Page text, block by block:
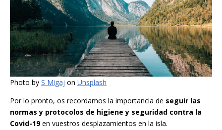
Photo by S Migaj on Unsplash
Por lo pronto, os recordamos la importancia de seguir las
normas y protocolos de higiene y seguridad contra la
Covid-19en vuestros desplazamientos en la isla.